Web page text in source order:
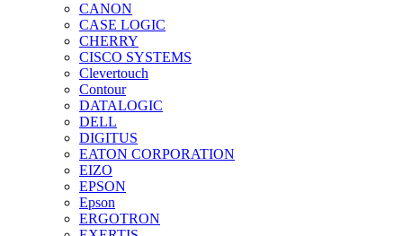
CANON
CASE LOGIC
CHERRY
CISCO SYSTEMS
Clevertouch
Contour
DATALOGIC
DELL
DIGITUS
EATON CORPORATION
EIZO
EPSON
Epson
ERGOTRON